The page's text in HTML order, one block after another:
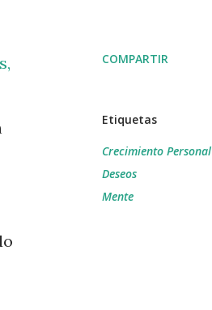
COMPARTIR
Etiquetas
Crecimiento Personal
Deseos
Mente